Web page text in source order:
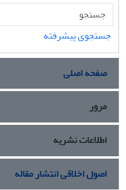
جستجوی پیشرفته
صفحه اصلی
مرور
اطلاعات نشریه
اصول اخلاقی انتشار مقاله